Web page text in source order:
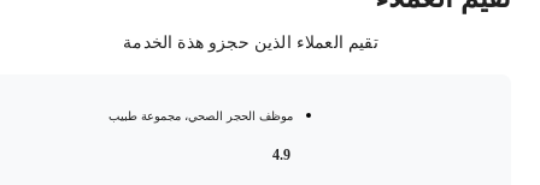
تقيم العملاء الذين حجزو هذة الخدمة
موظف الحجر الصحي، مجموعة طبيب